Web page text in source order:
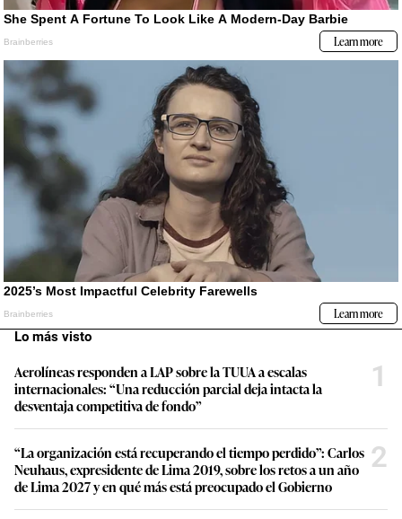
Lo más visto
Aerolíneas responden a LAP sobre la TUUA a escalas
internacionales: “Una reducción parcial deja intacta la
desventaja competitiva de fondo”
1
“La organización está recuperando el tiempo perdido”: Carlos
Neuhaus, expresidente de Lima 2019, sobre los retos a un año
de Lima 2027 y en qué más está preocupado el Gobierno
2